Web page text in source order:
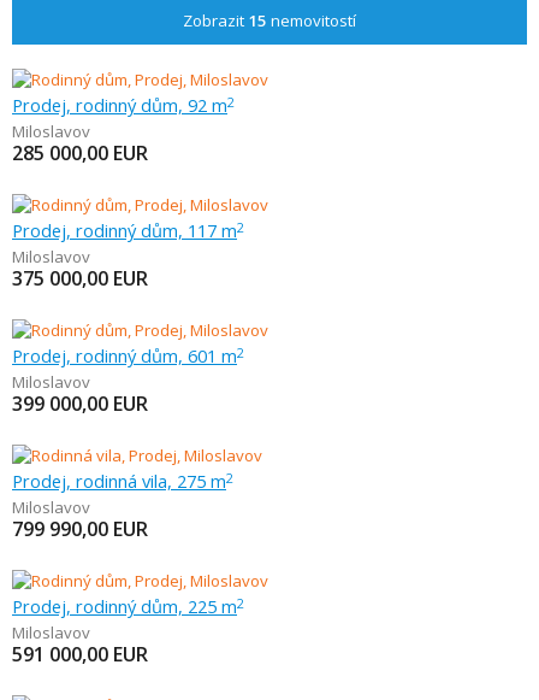
Zobrazit 15 nemovitostí
Prodej, rodinný dům, 92 m2
Miloslavov
285 000,00 EUR
Prodej, rodinný dům, 117 m2
Miloslavov
375 000,00 EUR
Prodej, rodinný dům, 601 m2
Miloslavov
399 000,00 EUR
Prodej, rodinná vila, 275 m2
Miloslavov
799 990,00 EUR
Prodej, rodinný dům, 225 m2
Miloslavov
591 000,00 EUR